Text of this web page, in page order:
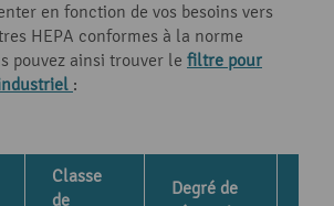
en fonction de vos besoins vers
HEPA conformes à la norme
pouvez ainsi trouver le filtre pour
:
Classe
de
Degré de